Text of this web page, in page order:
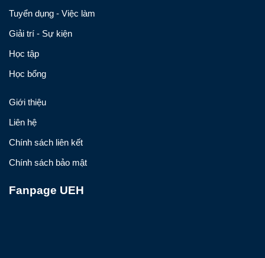
Tuyển dụng - Việc làm
Giải trí - Sự kiện
Học tập
Học bổng
Giới thiệu
Liên hệ
Chính sách liên kết
Chính sách bảo mật
Fanpage UEH